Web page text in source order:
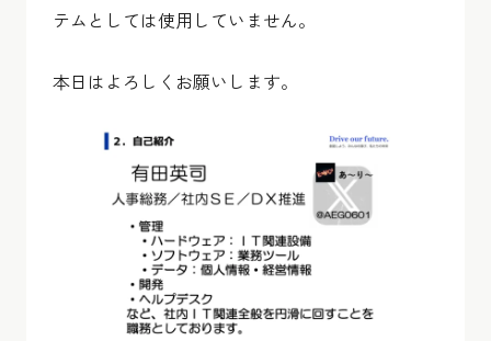
テムとしては使用していません。
本日はよろしくお願いします。